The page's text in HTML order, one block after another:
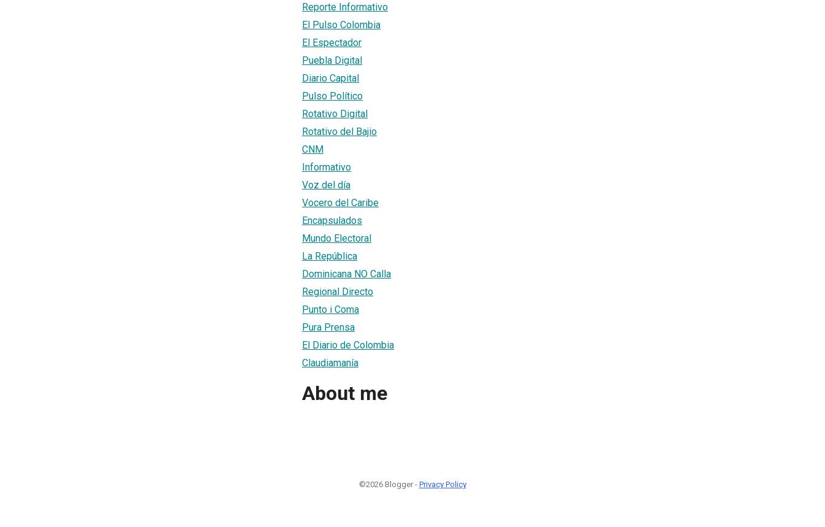
Reporte Informativo
El Pulso Colombia
El Espectador
Puebla Digital
Diario Capital
Pulso Político
Rotativo Digital
Rotativo del Bajio
CNM
Informativo
Voz del día
Vocero del Caribe
Encapsulados
Mundo Electoral
La República
Dominicana NO Calla
Regional Directo
Punto i Coma
Pura Prensa
El Diario de Colombia
Claudiamanía
About me
©2026 Blogger - Privacy Policy